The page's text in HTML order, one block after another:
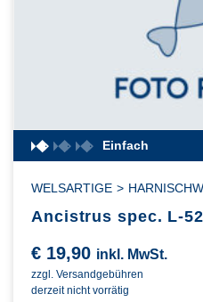
Einfach
WELSARTIGE >
Ancistrus spec. L-
€ 19,90 inkl. MwSt.
zzgl. Versandgebühren
derzeit nicht vorrätig